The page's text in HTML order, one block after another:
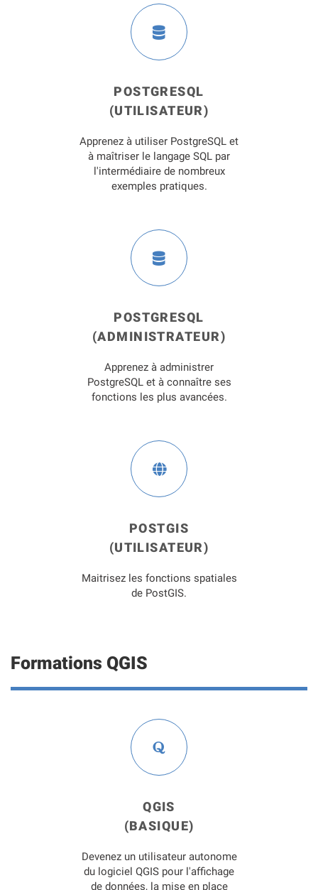
POSTGRESQL
(UTILISATEUR)
Apprenez à utiliser PostgreSQL et
à maîtriser le langage SQL par
l'intermédiaire de nombreux
exemples pratiques.
POSTGRESQL
(ADMINISTRATEUR)
Apprenez à administrer
PostgreSQL et à connaître ses
fonctions les plus avancées.
POSTGIS
(UTILISATEUR)
Maitrisez les fonctions spatiales
de PostGIS.
Formations QGIS
QGIS
(BASIQUE)
Devenez un utilisateur autonome
du logiciel QGIS pour l'affichage
de données, la mise en place